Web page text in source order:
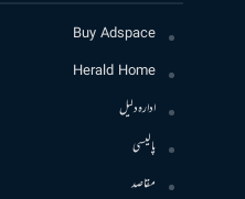
Buy Adspace
Herald Home
ادارہ دلیل
پالیسی
مقاصد